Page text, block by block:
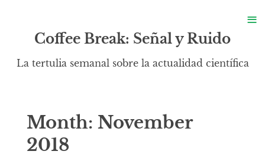
Coffee Break: Señal y Ruido
La tertulia semanal sobre la actualidad científica
Month: November
2018
≡